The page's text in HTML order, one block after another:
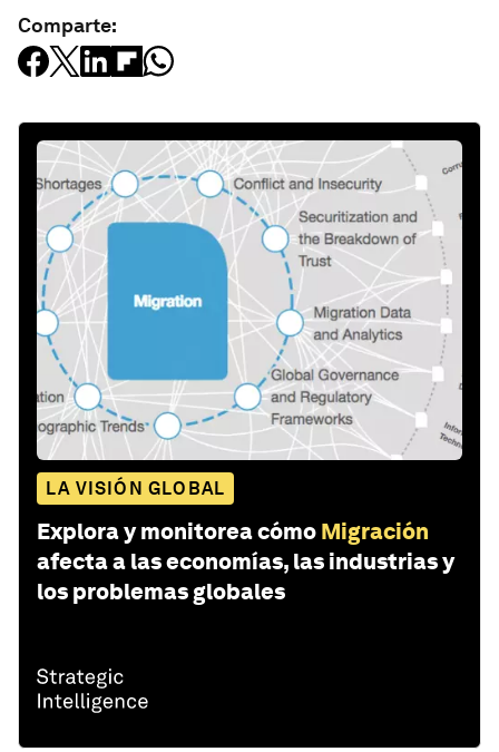
Comparte:
LA VISIÓN GLOBAL
Explora y monitorea cómo Migración
afecta a las economías, las industrias y
los problemas globales